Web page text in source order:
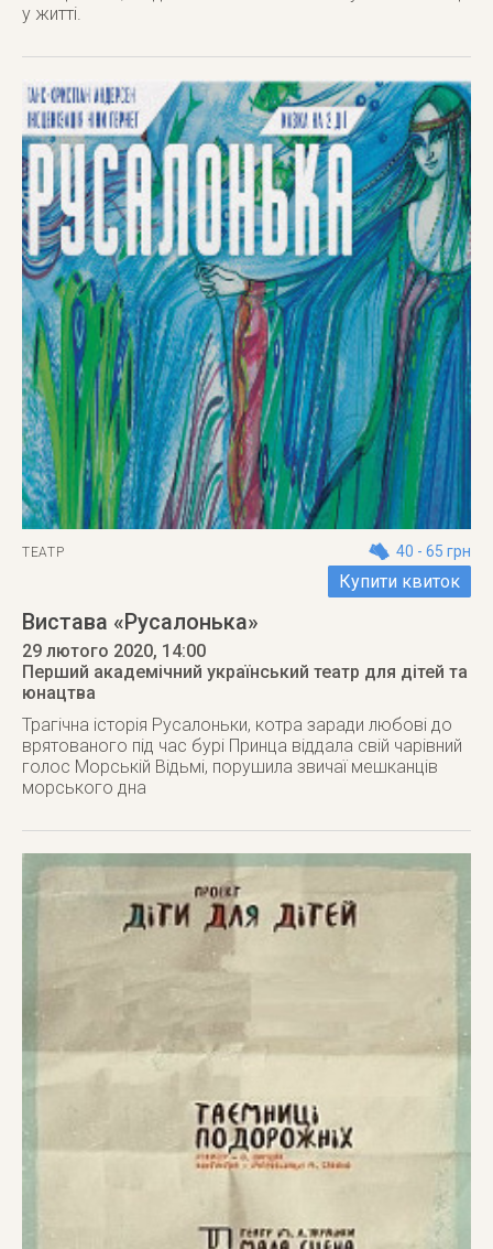
у житті.
ТЕАТР 40 - 65 грн
Купити квиток
Вистава «Русалонька»
29 лютого 2020, 14:00
Перший академічний український театр для дітей та
юнацтва
Трагічна історія Русалоньки, котра заради любові до
врятованого під час бурі Принца віддала свій чарівний
голос Морській Відьмі, порушила звичаї мешканців
морського дна